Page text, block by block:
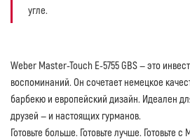
угле.
Weber Master-Touch E-5755 GBS — это
воспоминаний. Он сочетает немецкое
барбекю и европейский дизайн. Идеален
друзей — и настоящих гурманов.
Готовьте больше. Готовьте лучше. Готовьте